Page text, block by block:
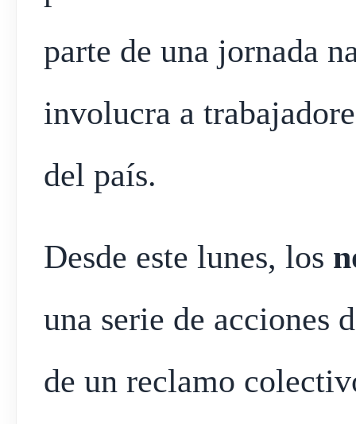
parte de una jornada
involucra a
del país.
Desde este lunes, los
una serie de acciones
de un reclamo